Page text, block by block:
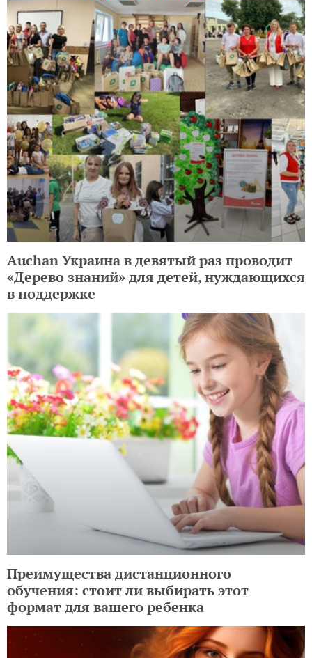
Auchan Украина в девятый раз проводит
«Дерево знаний» для детей, нуждающихся
в поддержке
Преимущества дистанционного
обучения: стоит ли выбирать этот
формат для вашего ребенка